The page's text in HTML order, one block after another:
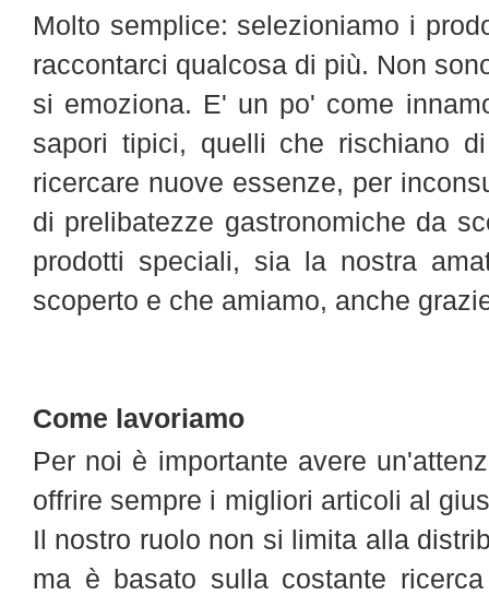
Molto semplice: selezioniamo i
raccontarci qualcosa di più. Non
si emoziona. E' un po' come
sapori tipici, quelli che rischiano
ricercare nuove essenze, per
di prelibatezze gastronomiche da
prodotti speciali, sia la nostra
scoperto e che amiamo, anche
Come lavoriamo
Per noi è importante avere
offrire sempre i migliori articoli al
Il nostro ruolo non si limita alla
ma è basato sulla costante